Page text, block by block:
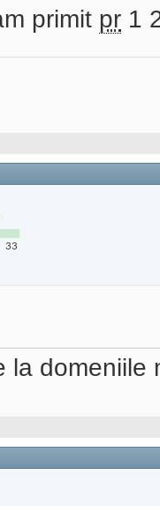
primit pr 1
33
la domeniile